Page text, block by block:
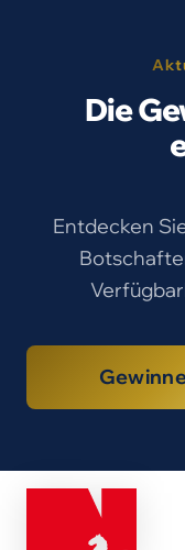
Die
Entdecken